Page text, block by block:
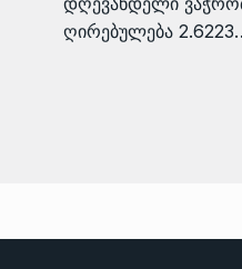
ღირებულება